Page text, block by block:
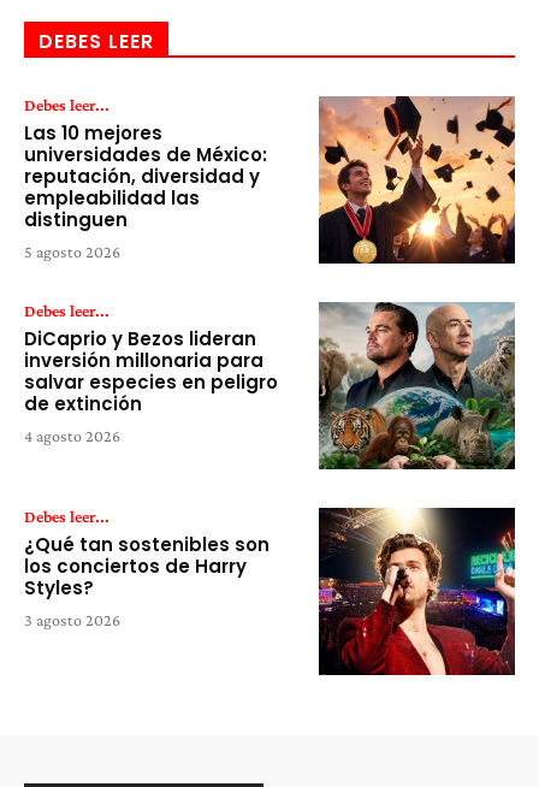
DEBES LEER
Debes leer...
Las 10 mejores
universidades de México:
reputación, diversidad y
empleabilidad las
distinguen
5 agosto 2026
Debes leer...
DiCaprio y Bezos lideran
inversión millonaria para
salvar especies en peligro
de extinción
4 agosto 2026
Debes leer...
¿Qué tan sostenibles son
los conciertos de Harry
Styles?
3 agosto 2026